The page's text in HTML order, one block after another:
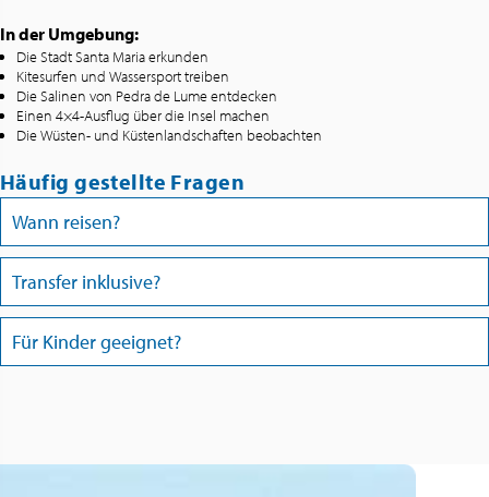
In der Umgebung:
Die Stadt Santa Maria erkunden
Kitesurfen und Wassersport treiben
Die Salinen von Pedra de Lume entdecken
Einen 4×4-Ausflug über die Insel machen
Die Wüsten- und Küstenlandschaften beobachten
Häufig gestellte Fragen
Wann reisen?
Transfer inklusive?
Für Kinder geeignet?